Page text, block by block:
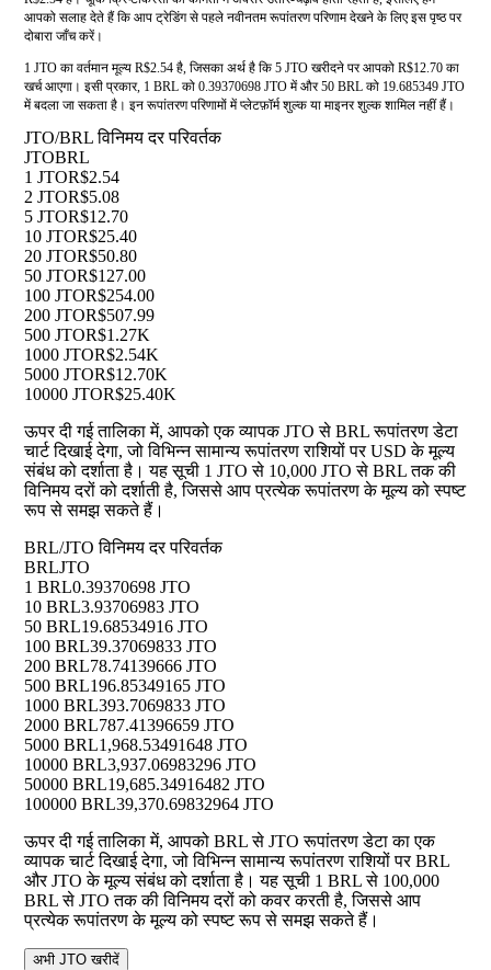
आपको सलाह देते हैं कि आप ट्रेडिंग से पहले नवीनतम रूपांतरण परिणाम देखने के लिए इस पृष्ठ पर
दोबारा जाँच करें।
1 JTO का वर्तमान मूल्य R$2.54 है, जिसका अर्थ है कि 5 JTO खरीदने पर आपको R$12.70 का
खर्च आएगा। इसी प्रकार, 1 BRL को 0.39370698 JTO में और 50 BRL को 19.685349 JTO
में बदला जा सकता है। इन रूपांतरण परिणामों में प्लेटफ़ॉर्म शुल्क या माइनर शुल्क शामिल नहीं हैं।
JTO/BRL विनिमय दर परिवर्तक
JTOBRL
1 JTOR$2.54
2 JTOR$5.08
5 JTOR$12.70
10 JTOR$25.40
20 JTOR$50.80
50 JTOR$127.00
100 JTOR$254.00
200 JTOR$507.99
500 JTOR$1.27K
1000 JTOR$2.54K
5000 JTOR$12.70K
10000 JTOR$25.40K
ऊपर दी गई तालिका में, आपको एक व्यापक JTO से BRL रूपांतरण डेटा
चार्ट दिखाई देगा, जो विभिन्न सामान्य रूपांतरण राशियों पर USD के मूल्य
संबंध को दर्शाता है। यह सूची 1 JTO से 10,000 JTO से BRL तक की
विनिमय दरों को दर्शाती है, जिससे आप प्रत्येक रूपांतरण के मूल्य को स्पष्ट
रूप से समझ सकते हैं।
BRL/JTO विनिमय दर परिवर्तक
BRLJTO
1 BRL0.39370698 JTO
10 BRL3.93706983 JTO
50 BRL19.68534916 JTO
100 BRL39.37069833 JTO
200 BRL78.74139666 JTO
500 BRL196.85349165 JTO
1000 BRL393.7069833 JTO
2000 BRL787.41396659 JTO
5000 BRL1,968.53491648 JTO
10000 BRL3,937.06983296 JTO
50000 BRL19,685.34916482 JTO
100000 BRL39,370.69832964 JTO
ऊपर दी गई तालिका में, आपको BRL से JTO रूपांतरण डेटा का एक
व्यापक चार्ट दिखाई देगा, जो विभिन्न सामान्य रूपांतरण राशियों पर BRL
और JTO के मूल्य संबंध को दर्शाता है। यह सूची 1 BRL से 100,000
BRL से JTO तक की विनिमय दरों को कवर करती है, जिससे आप
प्रत्येक रूपांतरण के मूल्य को स्पष्ट रूप से समझ सकते हैं।
अभी JTO खरीदें